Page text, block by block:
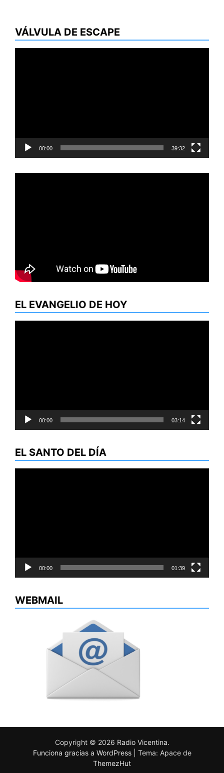
VÁLVULA DE ESCAPE
00:00 39:32
EL EVANGELIO DE HOY
00:00 03:14
EL SANTO DEL DÍA
00:00 01:39
WEBMAIL
Copyright © 2026 Radio Vicentina.
Funciona gracias a WordPress
Tema: Apace de
ThemezHut